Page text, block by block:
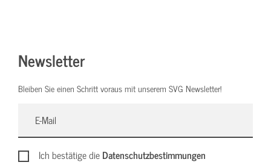
Newsletter
Bleiben Sie einen Schritt voraus mit unserem SVG Newsletter!
Ich bestätige dieDatenschutzbestimmungen